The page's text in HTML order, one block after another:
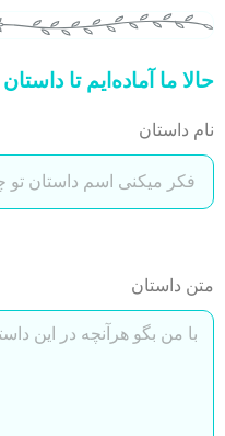
حالا ما آماده‌ایم تا
نام داستان
متن داستان